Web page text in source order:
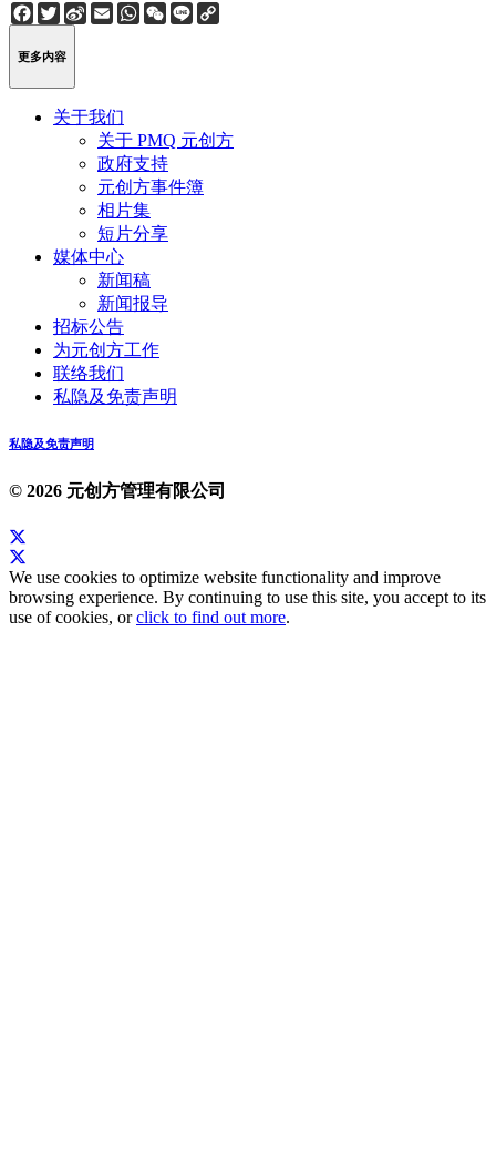
Facebook
Twitter
Sina
Weibo
EmailWhatsApp
WeChat
Line
更多内容
关于我们
关于 PMQ 元创方
政府支持
元创方事件簿
相片集
短片分享
媒体中心
新闻稿
新闻报导
招标公告
为元创方工作
联络我们
私隐及免责声明
私隐及免责声明
© 2026 元创方管理有限公司
We use cookies to optimize website functionality and improve
browsing experience. By continuing to use this site, you accept to its
use of cookies, orclick to find out more.